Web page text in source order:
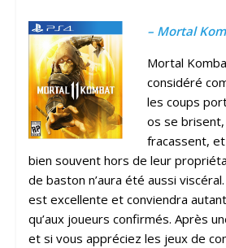
– Mortal
Mortal
considéré
les coups
os se
fracassent,
bien souvent hors de leur
de baston n’aura été aussi
est excellente et conviendra
qu’aux joueurs confirmés. Après
et si vous appréciez les jeux de